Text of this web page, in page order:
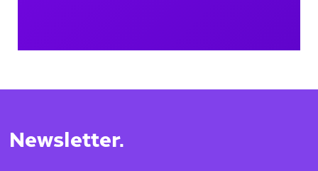
Newsletter.